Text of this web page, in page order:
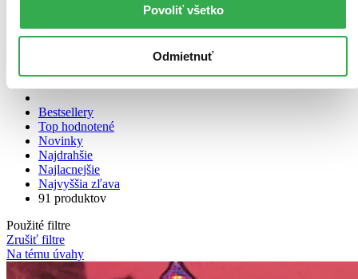
Povoliť všetko
Odmietnuť
Zoradiť
Bestsellery
Top hodnotené
Novinky
Najdrahšie
Najlacnejšie
Najvyššia zľava
91 produktov
Použité filtre
Zrušiť filtre
Na tému úvahy